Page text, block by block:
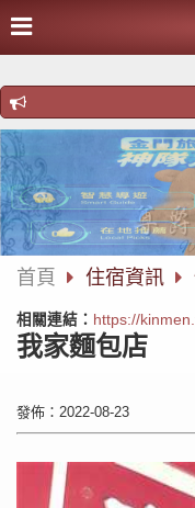
首頁 住宿資訊
相關連結： https://
我家麵包店
發佈：2022-08-23